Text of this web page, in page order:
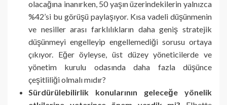
olacağına inanırken, 50 yaşın üzerindekilerin yalnızca
%42’si bu görüşü paylaşıyor. Kısa vadeli düşünmenin
ve nesiller arası farklılıkların daha geniş stratejik
düşünmeyi engelleyip engellemediği sorusu ortaya
çıkıyor. Eğer öyleyse, üst düzey yöneticilerde ve
yönetim kurulu odasında daha fazla düşünce
çeşitliliği olmalı mıdır?
Sürdürülebilirlik konularının geleceğe yönelik